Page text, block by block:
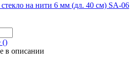
на нити 6 мм (дл. 40 см) SA-06
()
в описании